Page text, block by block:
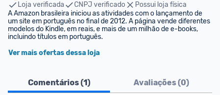
Loja verificada
CNPJ verificado
Possui loja física
A Amazon brasileira iniciou as atividades com o lançamento de
um site em português no final de 2012. A página vende diferentes
modelos do Kindle, em reais, e mais de um milhão de e-books,
incluindo títulos em português.
Ver mais ofertas dessa loja
Comentários (1) Avaliações (0)